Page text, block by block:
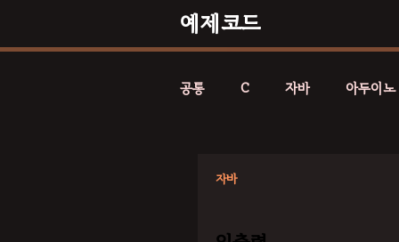
예제코드
공통 C 자바 아두이노
자바